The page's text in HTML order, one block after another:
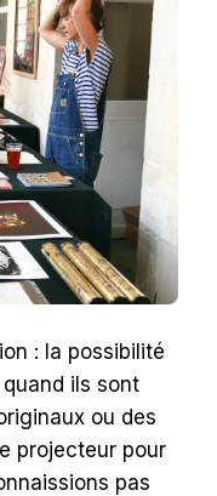
: la possibilité
ils sont
ou des
projecteur pour
pas